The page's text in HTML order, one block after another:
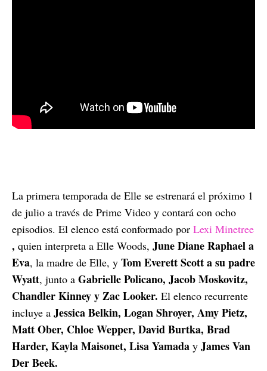
La primera temporada de Elle se estrenará el próximo 1
de julio a través de Prime Video y contará con ocho
episodios. El elenco está conformado por Lexi Minetree
, quien interpreta a Elle Woods, June Diane Raphael a
Eva, la madre de Elle, y Tom Everett Scott a su padre
Wyatt, junto a Gabrielle Policano, Jacob Moskovitz,
Chandler Kinney y Zac Looker. El elenco recurrente
incluye a Jessica Belkin, Logan Shroyer, Amy Pietz,
Matt Ober, Chloe Wepper, David Burtka, Brad
Harder, Kayla Maisonet, Lisa Yamada y James Van
Der Beek.